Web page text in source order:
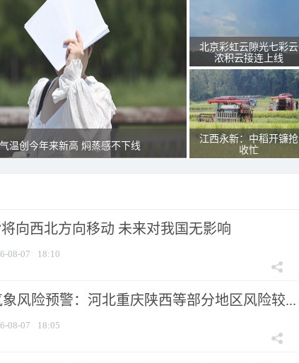
温创今年来新高 焖蒸感不下线
北京彩虹云隙光七彩云
浓积云接连上线
江西永新：中稻开镰抢
收忙
将向西北方向移动 未来对我国无影响
08-07 18:10
风险预警：河北重庆陕西等部分地区风险较...
08-07 18:05